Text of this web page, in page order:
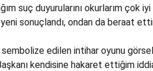
suç duyurularını okurlarım çok
sonuçlandı, ondan da beraat
edilen intihar oyunu
kendisine hakaret ettiğim